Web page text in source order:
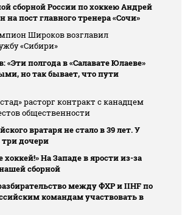
сборной России по хоккею Андрей
на пост главного тренера «Сочи»
Широков возглавил
«Сибири»
«Эти полгода в «Салавате Юлаеве»
но так бывает, что пути
расторг контракт с канадцем
общественности
вратаря не стало в 39 лет. У
три дочери
хоккей!» На Западе в ярости из-за
сборной
между ФХР и IIHF по
командам участвовать в